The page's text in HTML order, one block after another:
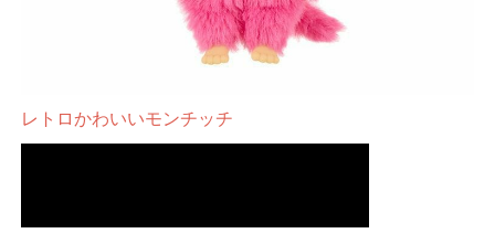
レトロかわいいモンチッチ